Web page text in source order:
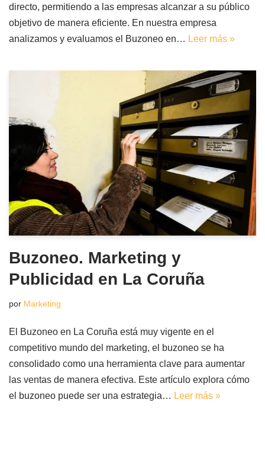
directo, permitiendo a las empresas alcanzar a su público
objetivo de manera eficiente. En nuestra empresa
analizamos y evaluamos el Buzoneo en… Leer más »
Buzoneo. Marketing y
Publicidad en La Coruña
por Marketing
El Buzoneo en La Coruña está muy vigente en el
competitivo mundo del marketing, el buzoneo se ha
consolidado como una herramienta clave para aumentar
las ventas de manera efectiva. Este artículo explora cómo
el buzoneo puede ser una estrategia… Leer más »